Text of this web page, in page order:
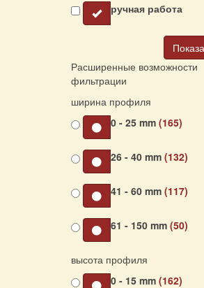
ручная работа
Расширенные возможности
фильтрации
ширина профиля
0 - 25 mm (165)
26 - 40 mm (132)
41 - 60 mm (117)
61 - 150 mm (50)
высота профиля
0 - 15 mm (162)